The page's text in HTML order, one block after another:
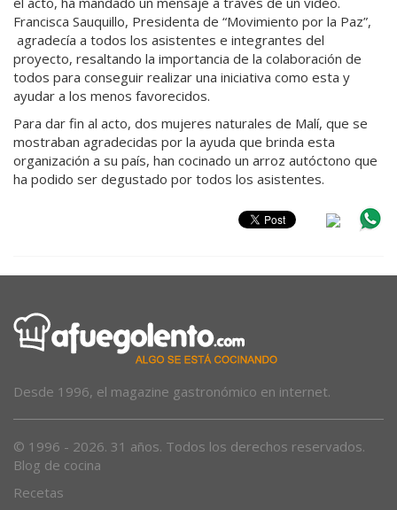
Francisca Sauquillo, Presidenta de “Movimiento por la Paz”,
agradecía a todos los asistentes e integrantes del
proyecto, resaltando la importancia de la colaboración de
todos para conseguir realizar una iniciativa como esta y
ayudar a los menos favorecidos.
Para dar fin al acto, dos mujeres naturales de Malí, que se
mostraban agradecidas por la ayuda que brinda esta
organización a su país, han cocinado un arroz autóctono que
ha podido ser degustado por todos los asistentes.
Desde 1996, el magazine gastronómico en internet.
© 1996 - 2026. 31 años. Todos los derechos reservados.
Blog de cocina
Recetas